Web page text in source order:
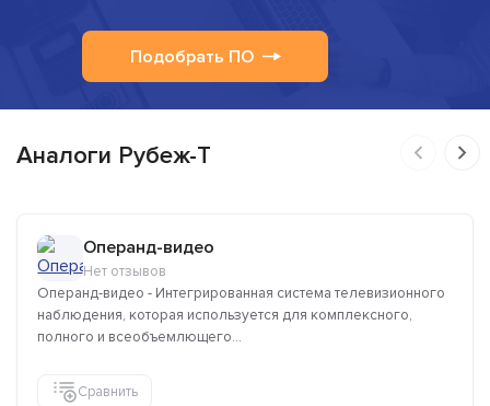
Подобрать ПО
Аналоги Рубеж-Т
Операнд-видео
Нет отзывов
Операнд-видео - Интегрированная система телевизионного
наблюдения, которая используется для комплексного,
полного и всеобъемлющего...
Сравнить